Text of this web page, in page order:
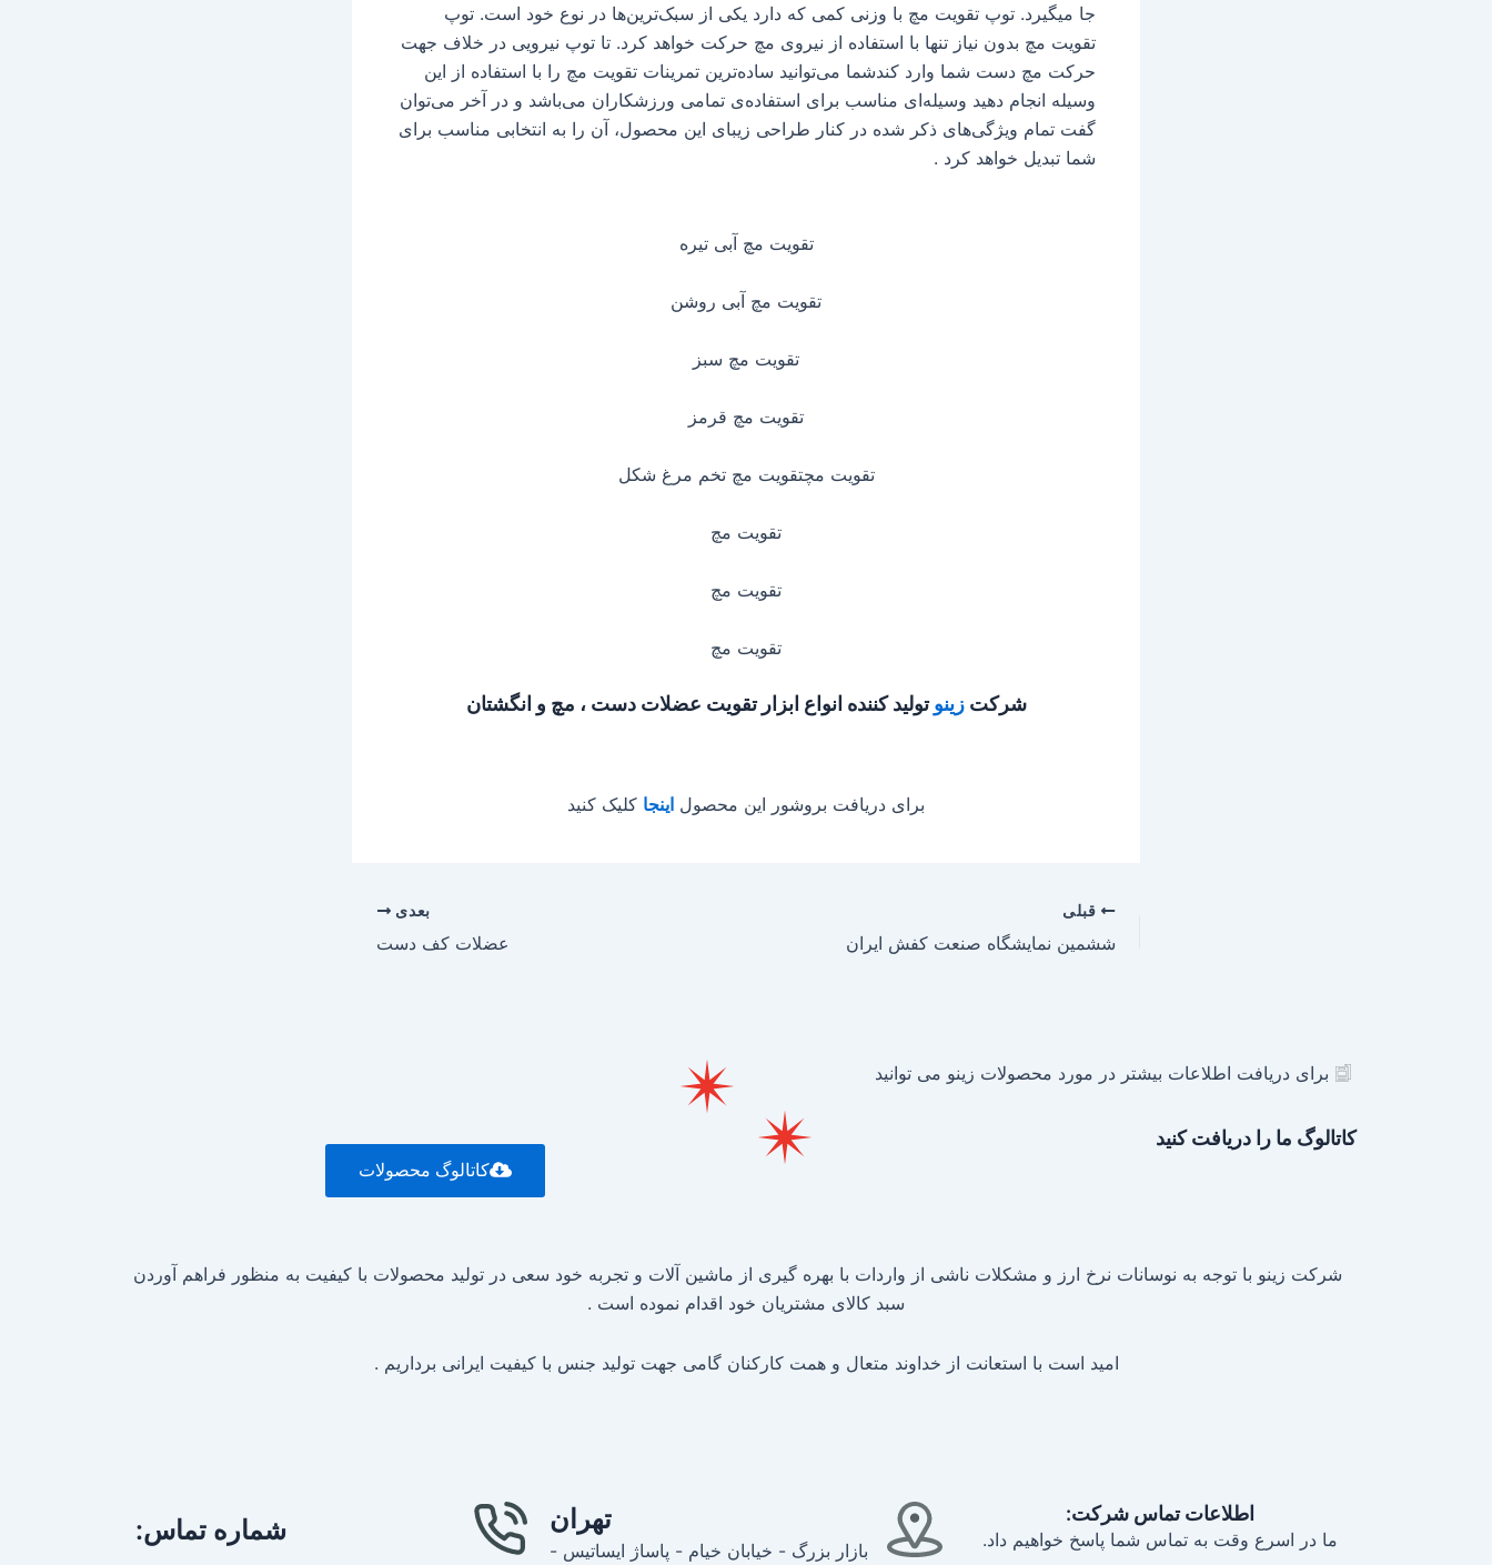
جا میگیرد. توپ تقویت مچ با وزنی کمی که دارد یکی از سبک‌ترین‌ها در نوع خود است. توپ
تقویت مچ بدون نیاز تنها با استفاده از نیروی مچ حرکت خواهد کرد. تا توپ نیرویی در خلاف جهت
حرکت مچ دست شما وارد کندشما می‌توانید ساده‌ترین تمرینات تقویت مچ را با استفاده از این
وسیله انجام دهید وسیله‌ای مناسب برای استفاده‌ی تمامی ورزشکاران می‌باشد و در آخر می‌توان
گفت تمام ویژگی‌های ذکر شده در کنار طراحی زیبای این محصول، آن را به انتخابی مناسب برای
شما تبدیل خواهد کرد .
تقویت مچ آبی تیره
تقویت مچ آبی روشن
تقویت مچ سبز
تقویت مچ قرمز
تقویت مچتقویت مچ تخم مرغ شکل
تقویت مچ
تقویت مچ
تقویت مچ
شرکتزینوتولید کننده انواع ابزار تقویت عضلات دست ، مچ و انگشتان
برای دریافت بروشور این محصول اینجا کلیک کنید
قبلی
ششمین نمایشگاه صنعت کفش ایران
بعدی
عضلات کف دست
برای دریافت اطلاعات بیشتر در مورد محصولات زینو می توانید
کاتالوگ ما را دریافت کنید
کاتالوگ محصولات
شرکت زینو با توجه به نوسانات نرخ ارز و مشکلات ناشی از واردات با بهره گیری از ماشین آلات و تجربه خود سعی در تولید محصولات با کیفیت به منظور فراهم آوردن
سبد کالای مشتریان خود اقدام نموده است .
امید است با استعانت از خداوند متعال و همت کارکنان گامی جهت تولید جنس با کیفیت ایرانی برداریم .
اطلاعات تماس شرکت:
ما در اسرع وقت به تماس شما پاسخ خواهیم داد.
تهران
بازار بزرگ - خیابان خیام - پاساژ ایساتیس -
شماره تماس: